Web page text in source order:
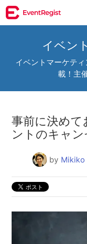
イベン
イベントマーケテ
載！主
事前に決めて
ントのキャ
by Mikiko